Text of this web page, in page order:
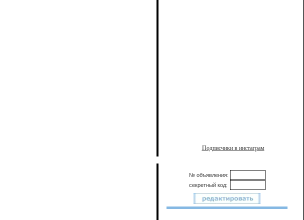
Подписчики в инстаграм
№ объявления:
секретный код: